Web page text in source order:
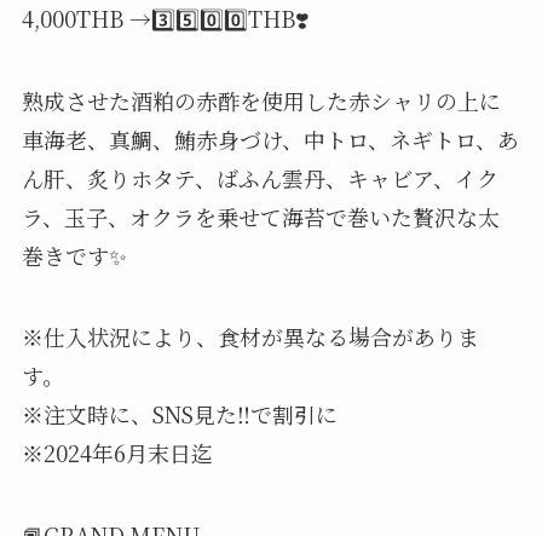
4,000THB →3️⃣5️⃣0️⃣0️⃣THB❣️
熟成させた酒粕の赤酢を使用した赤シャリの上に
車海老、真鯛、鮪赤身づけ、中トロ、ネギトロ、あ
ん肝、炙りホタテ、ばふん雲丹、キャビア、イク
ラ、玉子、オクラを乗せて海苔で巻いた贅沢な太
巻きです✨
※仕入状況により、食材が異なる場合がありま
す。
※注文時に、SNS見た‼で割引に
※2024年6月末日迄